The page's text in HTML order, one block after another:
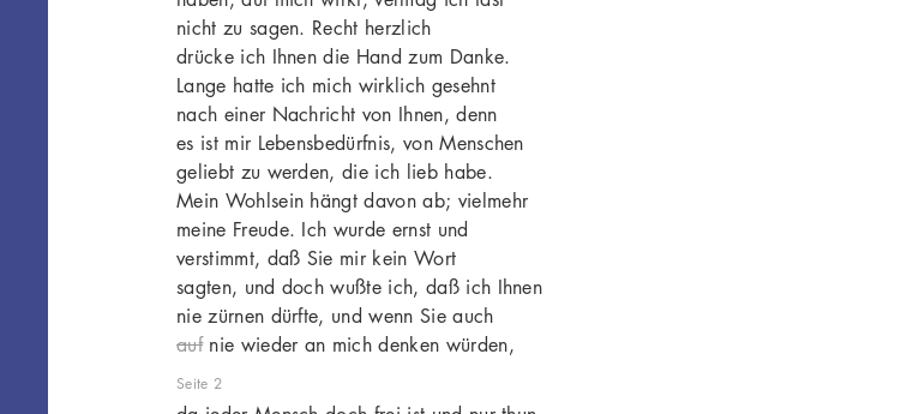
nicht zu sagen. Recht herzlich
drücke ich Ihnen die Hand zum Danke.
Lange hatte ich mich wirklich gesehnt
nach einer Nachricht von Ihnen, denn
es ist mir Lebensbedürfnis, von Menschen
geliebt zu werden, die ich lieb habe.
Mein Wohlsein hängt davon ab; vielmehr
meine Freude. Ich wurde ernst und
verstimmt, daß Sie mir kein Wort
sagten, und doch wußte ich, daß ich Ihnen
nie zürnen dürfte, und wenn Sie auch
aufnie wieder an mich denken würden,
Seite 2